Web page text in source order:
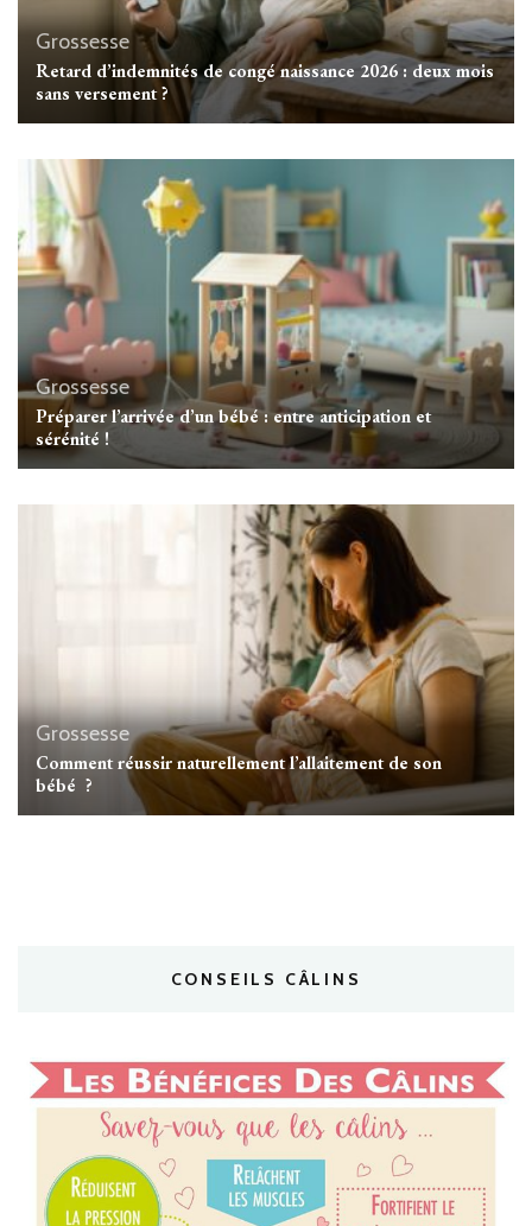
Grossesse
Retard d’indemnités de congé naissance 2026 : deux mois
sans versement ?
Grossesse
Préparer l’arrivée d’un bébé : entre anticipation et
sérénité !
Grossesse
Comment réussir naturellement l’allaitement de son
bébé ?
CONSEILS CÂLINS